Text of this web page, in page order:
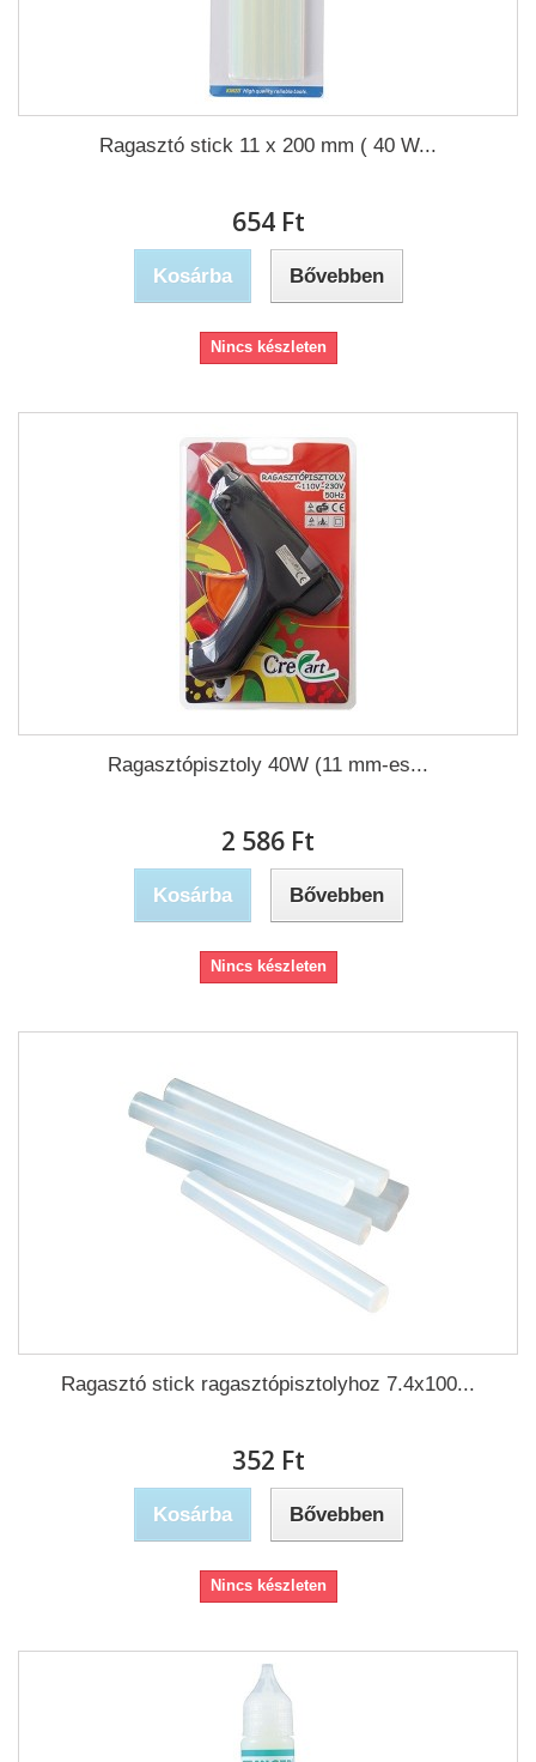
Ragasztó stick 11 x 200 mm ( 40 W...
654 Ft‎
Kosárba Bővebben
Nincs készleten
Ragasztópisztoly 40W (11 mm-es...
2 586 Ft‎
Kosárba Bővebben
Nincs készleten
Ragasztó stick ragasztópisztolyhoz 7.4x100...
352 Ft‎
Kosárba Bővebben
Nincs készleten